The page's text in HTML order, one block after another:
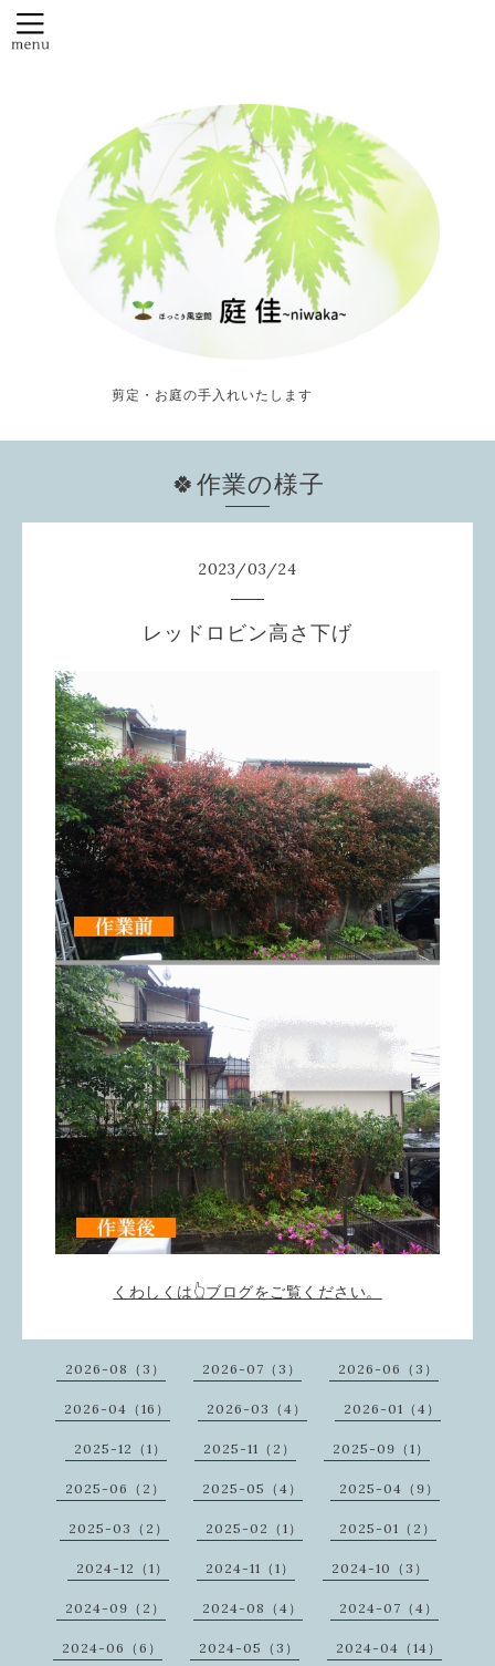
剪定・お庭の手入れいたします
🍀作業の様子
2023/03/24
レッドロビン高さ下げ
くわしくは👆ブログをご覧ください。
2026-08（3） 2026-07（3） 2026-06（3）
2026-04（16） 2026-03（4） 2026-01（4）
2025-12（1） 2025-11（2） 2025-09（1）
2025-06（2） 2025-05（4） 2025-04（9）
2025-03（2） 2025-02（1） 2025-01（2）
2024-12（1） 2024-11（1） 2024-10（3）
2024-09（2） 2024-08（4） 2024-07（4）
2024-06（6） 2024-05（3） 2024-04（14）